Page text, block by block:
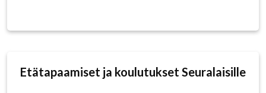
Etätapaamiset ja koulutukset Seuralaisille